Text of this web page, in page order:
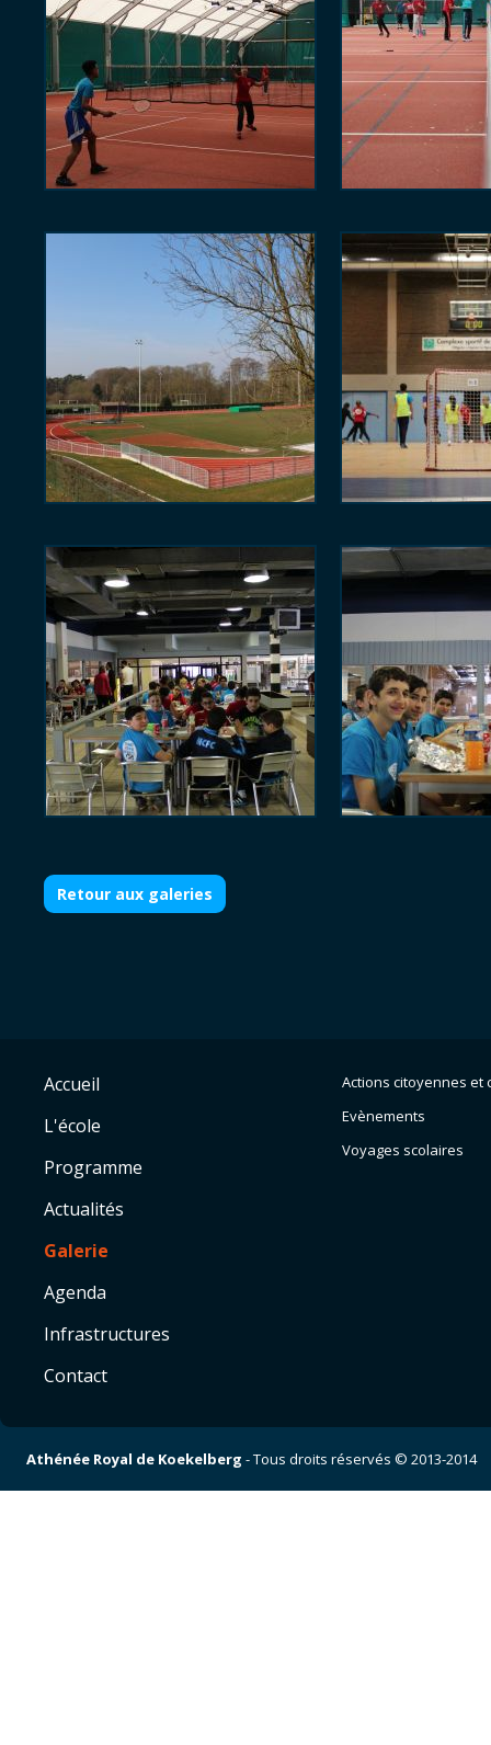
Retour aux galeries
Accueil
L'école
Programme
Actualités
Galerie
Agenda
Infrastructures
Contact
Actions citoyennes et
Evènements
Voyages scolaires
Athénée Royal de Koekelberg - Tous droits réservés © 2013-2014